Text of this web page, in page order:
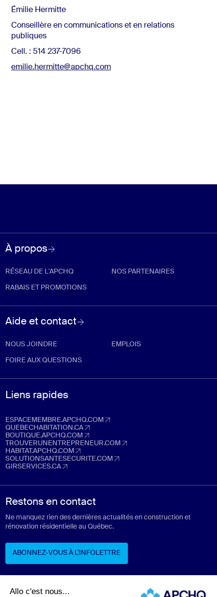
Émilie Hermitte
Conseillère en communications et en relations
publiques
Cell. : 514 237-7096
emilie.hermitte@apchq.com
À propos
RÉSEAU DE L'APCHQ NOS PARTENAIRES
RABAIS ET PROMOTIONS
Aide et contact
NOUS JOINDRE EMPLOIS
FOIRE AUX QUESTIONS
Liens rapides
ESPACEMEMBRE.APCHQ.COM
espacemembre.apchq.com (Ouvre dans un nouvel onglet)
QUEBECHABITATION.CA
quebechabitation.ca (Ouvre dans un nouvel onglet)
BOUTIQUE.APCHQ.COM
boutique.apchq.com (Ouvre dans un nouvel onglet)
TROUVERUNENTREPRENEUR.COM
trouverunentrepreneur.com (Ouvre dans un nouvel onglet)
HABITAT.APCHQ.COM
habitat.apchq.com (Ouvre dans un nouvel onglet)
SOLUTIONSANTESECURITE.COM
solutionsantesecurite.com (Ouvre dans un nouvel onglet)
GIRSERVICES.CA
Restons en contact
Ne manquez rien des dernières actualités en construction et
rénovation résidentielle au Québec.
ABONNEZ-VOUS À L’INFOLETTRE
ABONNEZ-VOUS À L’INFOLETTRE